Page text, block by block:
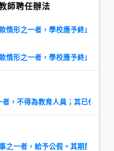
師聘任辦法
情形之一者，學校應予終止聘約
情形之一者，學校應予終止聘約
者，不得為教育人員；其已任用
之一者，給予公假。其期間由學